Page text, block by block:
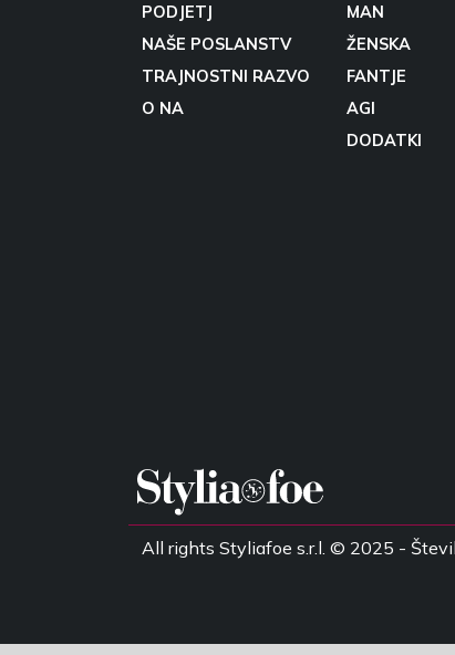
PODJETJ
NAŠE POSLANSTV
TRAJNOSTNI RAZVO
O NA
MAN
ŽENSKA
FANTJE
AGI
DODATKI
All rights Styliafoe s.r.l. © 2025 -